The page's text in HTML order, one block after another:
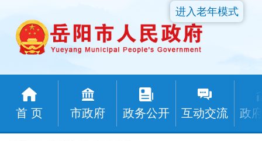
首 页 市政府 政务公开 互动交流 政
进入老年模式